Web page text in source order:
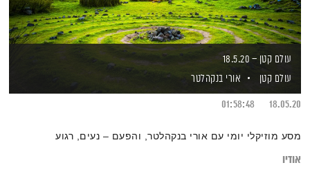
עולם קטן – 18.5.20
עולם קטן
אורי בנקהלטר
18.05.20
01:58:48
מסע מוזיקלי יומי עם אורי בנקהלטר, והפעם – נעים, רגוע
אודיו